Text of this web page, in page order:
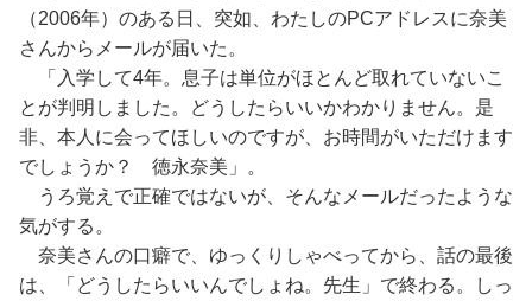
（2006年）のある日、突如、わたしのPCアドレスに奈美
さんからメールが届いた。
「入学して4年。息子は単位がほとんど取れていないこ
とが判明しました。どうしたらいいかわかりません。是
非、本人に会ってほしいのですが、お時間がいただけます
でしょうか？ 徳永奈美」。
うろ覚えで正確ではないが、そんなメールだったような
気がする。
奈美さんの口癖で、ゆっくりしゃべってから、話の最後
は、「どうしたらいいんでしょね。先生」で終わる。しっ